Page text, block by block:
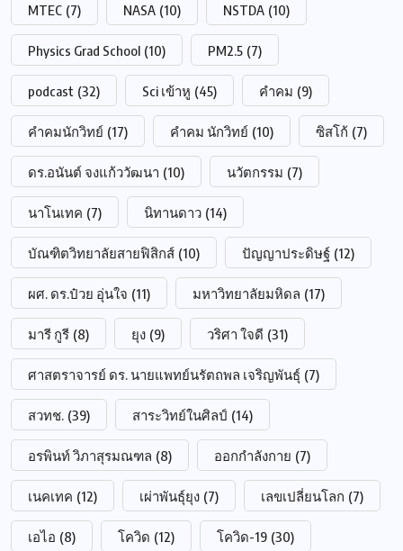
MTEC (7) NASA (10) NSTDA (10)
Physics Grad School (10) PM2.5 (7)
podcast (32) Sci เข้าหู (45) คำคม (9)
คำคมนักวิทย์ (17) คำคม นักวิทย์ (10) ซิสโก้ (7)
ดร.อนันต์ จงแก้ววัฒนา (10) นวัตกรรม (7)
นาโนเทค (7) นิทานดาว (14)
บัณฑิตวิทยาลัยสายฟิสิกส์ (10) ปัญญาประดิษฐ์ (12)
ผศ. ดร.ป๋วย อุ่นใจ (11) มหาวิทยาลัยมหิดล (17)
มารี กูรี (8) ยุง (9) วริศา ใจดี (31)
ศาสตราจารย์ ดร. นายแพทย์นรัตถพล เจริญพันธุ์ (7)
สวทช. (39) สาระวิทย์ในศิลป์ (14)
อรพินท์ วิภาสุรมณฑล (8) ออกกำลังกาย (7)
เนคเทค (12) เผ่าพันธุ์ยุง (7) เลขเปลี่ยนโลก (7)
เอไอ (8) โควิด (12) โควิด-19 (30)